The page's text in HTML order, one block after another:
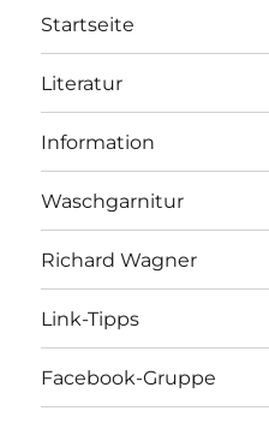
Startseite
Literatur
Information
Waschgarnitur
Richard Wagner
Link-Tipps
Facebook-Gruppe